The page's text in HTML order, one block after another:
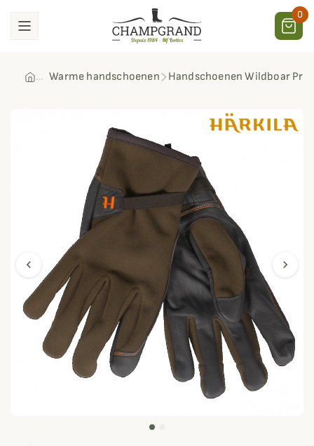
0
Warme handschoenen Handschoenen Wildboar Pro
chevron_left
zoom_out_map
chevron_right